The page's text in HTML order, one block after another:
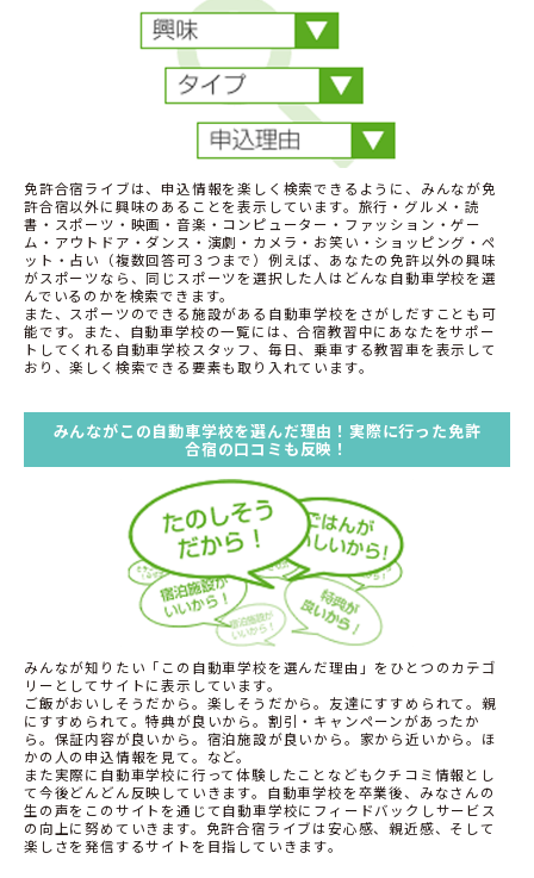
免許合宿ライブは、申込情報を楽しく検索できるように、みんなが免
許合宿以外に興味のあることを表示しています。旅行・グルメ・読
書・スポーツ・映画・音楽・コンピューター・ファッション・ゲー
ム・アウトドア・ダンス・演劇・カメラ・お笑い・ショッピング・ペ
ット・占い（複数回答可３つまで）例えば、あなたの免許以外の興味
がスポーツなら、同じスポーツを選択した人はどんな自動車学校を選
んでいるのかを検索できます。
また、スポーツのできる施設がある自動車学校をさがしだすことも可
能です。また、自動車学校の一覧には、合宿教習中にあなたをサポー
トしてくれる自動車学校スタッフ、毎日、乗車する教習車を表示して
おり、楽しく検索できる要素も取り入れています。
みんながこの自動車学校を選んだ理由！実際に行った免許
合宿の口コミも反映！
みんなが知りたい「この自動車学校を選んだ理由」をひとつのカテゴ
リーとしてサイトに表示しています。
ご飯がおいしそうだから。楽しそうだから。友達にすすめられて。親
にすすめられて。特典が良いから。割引・キャンペーンがあったか
ら。保証内容が良いから。宿泊施設が良いから。家から近いから。ほ
かの人の申込情報を見て。など。
また実際に自動車学校に行って体験したことなどもクチコミ情報とし
て今後どんどん反映していきます。自動車学校を卒業後、みなさんの
生の声をこのサイトを通じて自動車学校にフィードバックしサービス
の向上に努めていきます。免許合宿ライブは安心感、親近感、そして
楽しさを発信するサイトを目指していきます。